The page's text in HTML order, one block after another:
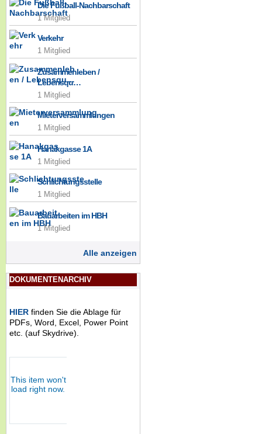
Die Fußball-Nachbarschaft
1 Mitglied
Verkehr
1 Mitglied
Zusammenleben /
Lebensqu…
1 Mitglied
Mieterversammlungen
1 Mitglied
Hanakgasse 1A
1 Mitglied
Schlichtungsstelle
1 Mitglied
Bauarbeiten im HBH
1 Mitglied
Alle anzeigen
DOKUMENTENARCHIV
HIER finden Sie die Ablage für
PDFs, Word, Excel, Power Point
etc. (auf Skydrive).